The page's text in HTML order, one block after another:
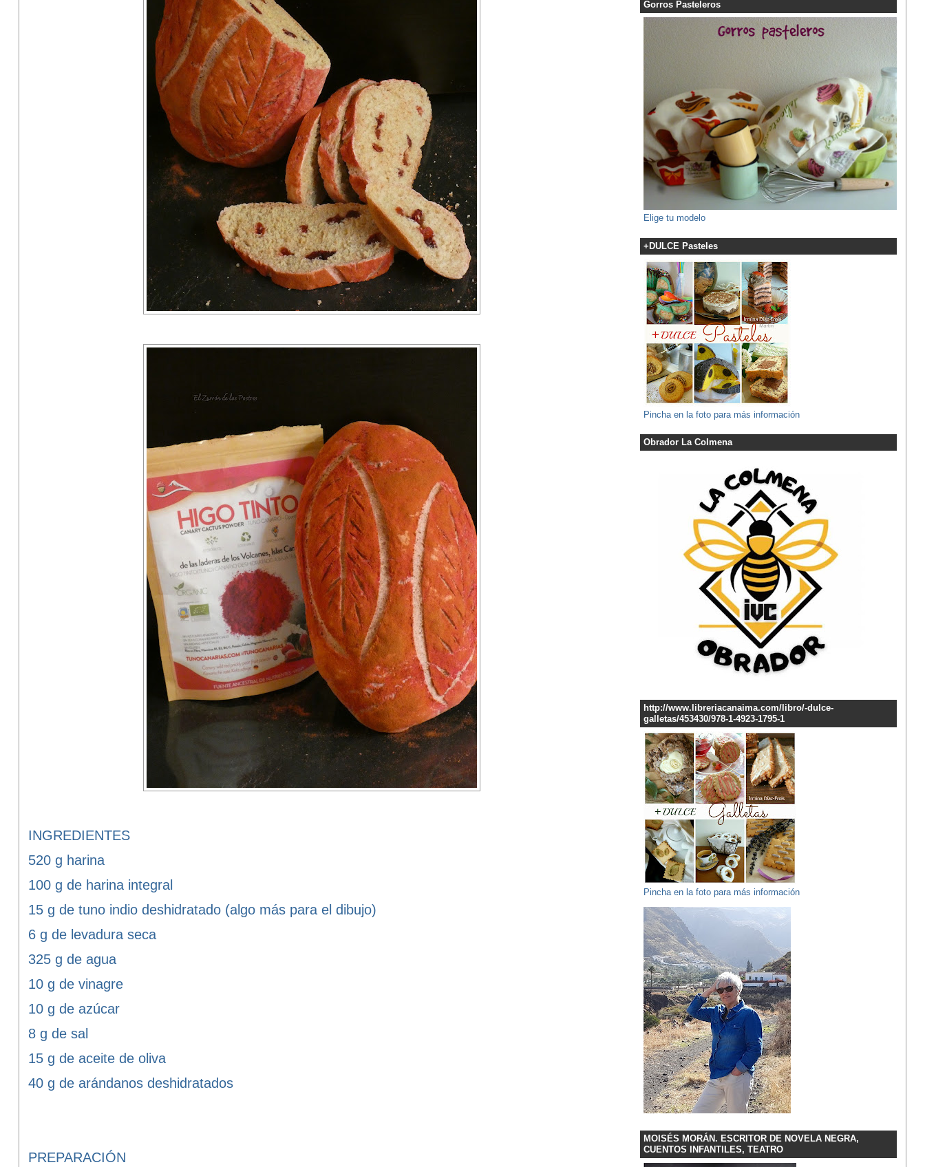
INGREDIENTES
520 g harina
100 g de harina integral
15 g de tuno indio deshidratado (algo más para el dibujo)
6 g de levadura seca
325 g de agua
10 g de vinagre
10 g de azúcar
8 g de sal
15 g de aceite de oliva
40 g de arándanos deshidratados
PREPARACIÓN
Gorros Pasteleros
Elige tu modelo
+DULCE Pasteles
Pincha en la foto para más información
Obrador La Colmena
http://www.libreriacanaima.com/libro/-dulce-
galletas/453430/978-1-4923-1795-1
Pincha en la foto para más información
MOISÉS MORÁN. ESCRITOR DE NOVELA NEGRA,
CUENTOS INFANTILES, TEATRO